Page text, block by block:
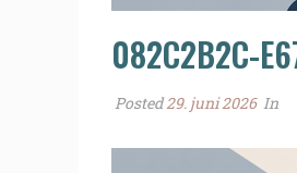
082C2B2C-
Posted29. juni 2026 In